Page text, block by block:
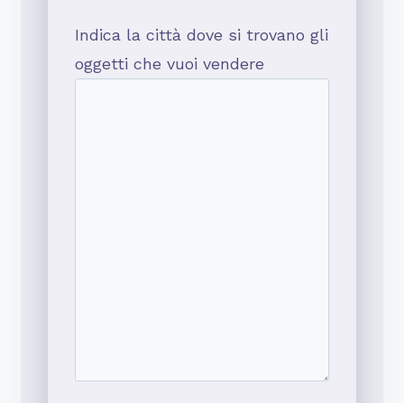
Indica la città dove si trovano gli
oggetti che vuoi vendere